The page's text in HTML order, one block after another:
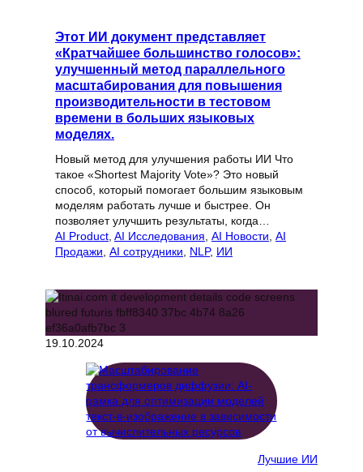
Этот ИИ документ представляет
«Кратчайшее большинство голосов»:
улучшенный метод параллельного
масштабирования для повышения
производительности в тестовом
времени в больших языковых
моделях.
Новый метод для улучшения работы ИИ Что
такое «Shortest Majority Vote»? Это новый
способ, который помогает большим языковым
моделям работать лучше и быстрее. Он
позволяет улучшить результаты, когда…
AI Product AI Исследования AI Новости AI
Продажи AI сотрудники NLP, ИИ
19.10.2024
Лучшие ИИ